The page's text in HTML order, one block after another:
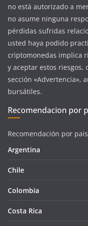
no está autorizado a
no asume ninguna
pérdidas sufridas
usted haya podido
criptomonedas implica
y aceptar estos riesgos,
sección «Advertencia»,
bursátiles.
Recomendacion por
Recomendación por
Argentina
Chile
Colombia
Costa Rica